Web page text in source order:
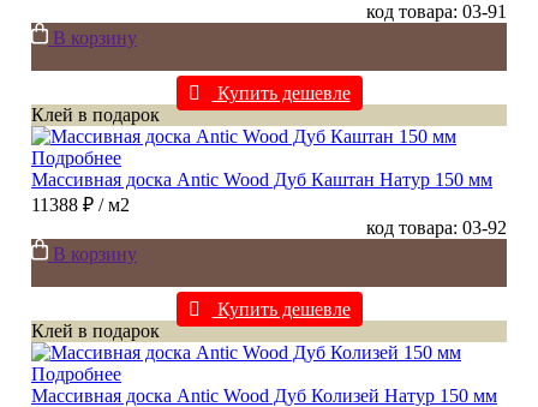
код товара: 03-91
В корзину
Купить дешевле
Клей в подарок
Подробнее
Массивная доска Antic Wood Дуб Каштан Натур 150 мм
11388 ₽ / м2
код товара: 03-92
В корзину
Купить дешевле
Клей в подарок
Подробнее
Массивная доска Antic Wood Дуб Колизей Натур 150 мм